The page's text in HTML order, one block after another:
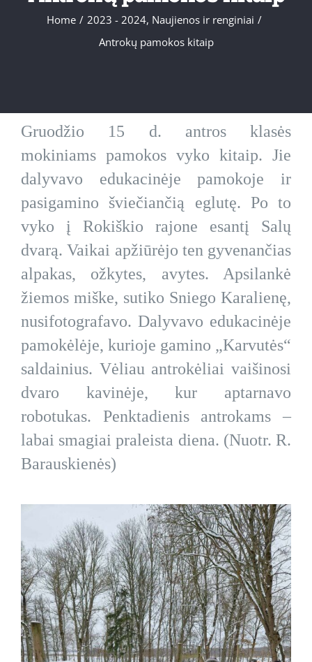
Home / 2023 - 2024, Naujienos ir renginiai /
Antrokų pamokos kitaip
Gruodžio 15 d. antros klasės
mokiniams pamokos vyko kitaip. Jie
dalyvavo edukacinėje pamokoje ir
pasigamino šviečiančią eglutę. Po to
vyko į Rokiškio rajone esantį Salų
dvarą. Vaikai apžiūrėjo ten gyvenančias
alpakas, ožkytes, avytes. Apsilankė
žiemos miške, sutiko Sniego Karalienę,
nusifotografavo. Dalyvavo edukacinėje
pamokėlėje, kurioje gamino „Karvutės“
saldainius. Vėliau antrokėliai vaišinosi
dvaro kavinėje, kur aptarnavo
robotukas. Penktadienis antrokams –
labai smagiai praleista diena. (Nuotr. R.
Barauskienės)